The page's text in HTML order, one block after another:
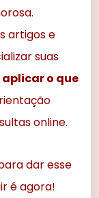
artigos e
suas
aplicar o que
online.
dar esse
é agora!